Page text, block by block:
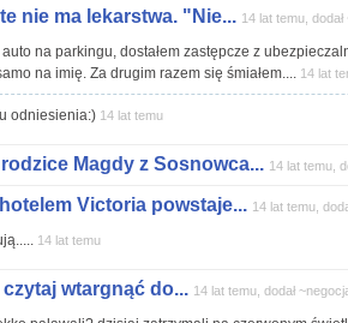
nie ma lekarstwa. "Nie... 14 lat temu, dodał
na parkingu, dostałem zastępcze z
na imię. Za drugim razem się śmiałem.... 14 lat
odniesienia:) 14 lat temu
rodzice Magdy z Sosnowca... 14 lat temu,
Victoria powstaje... 14 lat temu,
14 lat temu
wtargnąć do... 14 lat temu, dodał